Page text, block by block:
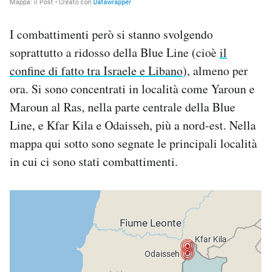
I combattimenti però si stanno svolgendo
soprattutto a ridosso della Blue Line (cioèil
confine di fatto tra Israele e Libano), almeno per
ora. Si sono concentrati in località come Yaroun e
Maroun al Ras, nella parte centrale della Blue
Line, e Kfar Kila e Odaisseh, più a nord-est. Nella
mappa qui sotto sono segnate le principali località
in cui ci sono stati combattimenti.